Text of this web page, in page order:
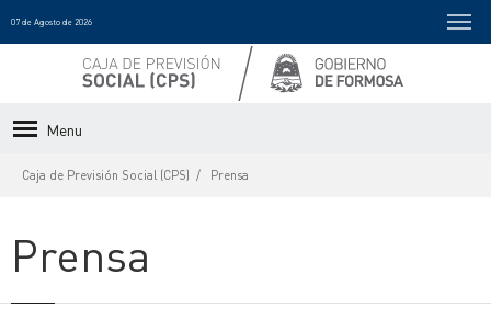
07 de Agosto de 2026
Menu
Caja de Previsión Social (CPS) Prensa
Prensa